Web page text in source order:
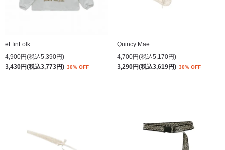
eLfinFolk
4,900円(税込5,390円)
3,430円(税込3,773円) 30% OFF
Quincy Mae
4,700円(税込5,170円)
3,290円(税込3,619円) 30% OFF